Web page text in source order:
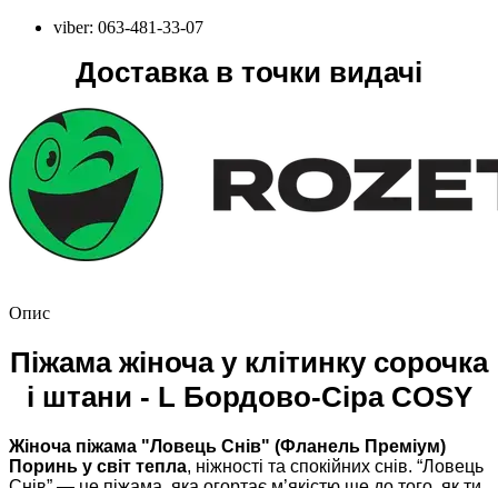
viber: 063-481-33-07
Доставка в точки видачі
Опис
Піжама жіноча у клітинку сорочка
і штани - L Бордово-Сіра COSY
Жіноча піжама "Ловець Снів" (Фланель Преміум)
Поринь у світ тепла, ніжності та спокійних снів. “Ловець